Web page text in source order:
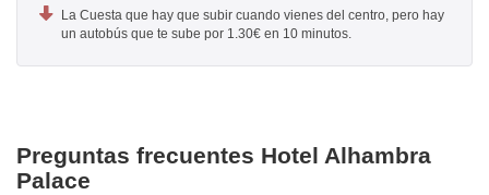
La Cuesta que hay que subir cuando vienes del centro, pero hay
un autobús que te sube por 1.30€ en 10 minutos.
Preguntas frecuentes Hotel Alhambra
Palace